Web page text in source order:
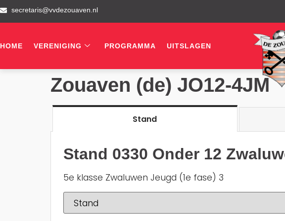
secretaris@vvdezouaven.nl
HOME VERENIGING PROGRAMMA UITSLAGEN
Zouaven (de) JO12-4JM
Stand
Stand 0330 Onder 12
5e klasse Zwaluwen Jeugd (1e fase) 3